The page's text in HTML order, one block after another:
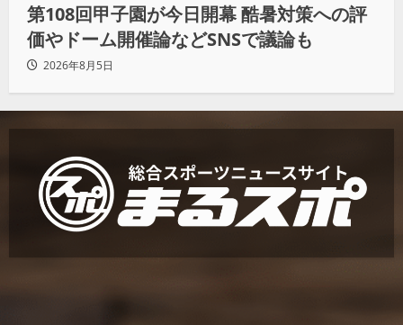
第108回甲子園が今日開幕 酷暑対策への評
価やドーム開催論などSNSで議論も
2026年8月5日